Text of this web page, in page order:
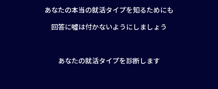
あなたの本当の就活タイプを知るためにも
回答に噓は付かないようにしましょう
あなたの就活タイプを診断します